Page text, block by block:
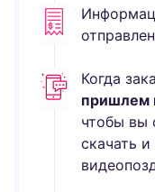
Когда
пришлем
чтобы вы
скачать